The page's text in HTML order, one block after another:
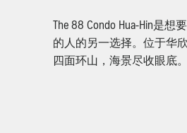
The 88 Condo Hua-Hin是想
的人的另一选择。位于华
四面环山，海景尽收眼底。